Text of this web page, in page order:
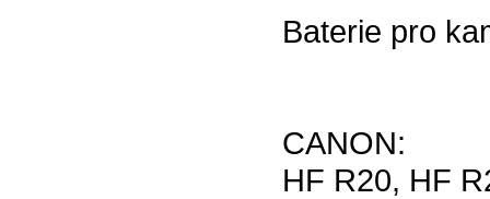
Baterie pro
CANON:
HF R20, HF